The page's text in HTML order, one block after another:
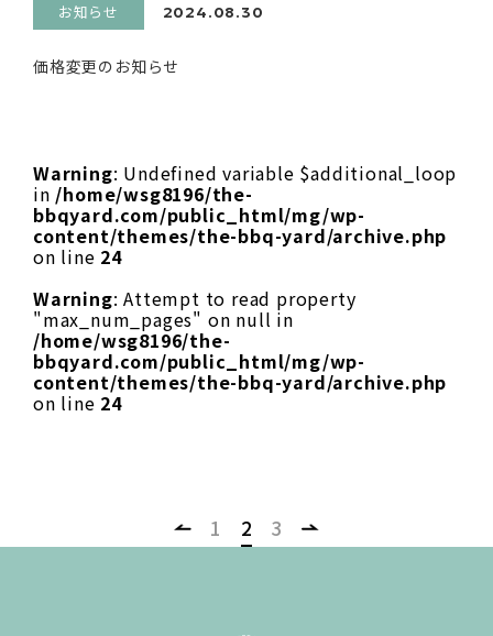
お知らせ 2024.08.30
価格変更のお知らせ
Warning: Undefined variable $additional_loop
in /home/wsg8196/the-
bbqyard.com/public_html/mg/wp-
content/themes/the-bbq-yard/archive.php
on line 24
Warning: Attempt to read property
"max_num_pages" on null in
/home/wsg8196/the-
bbqyard.com/public_html/mg/wp-
content/themes/the-bbq-yard/archive.php
on line 24
1 2 3